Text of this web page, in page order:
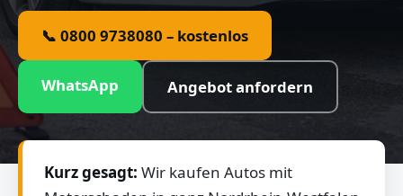
📞 0800 9738080 – kostenlos
WhatsApp Angebot anfordern
Kurz gesagt: Wir kaufen Autos mit